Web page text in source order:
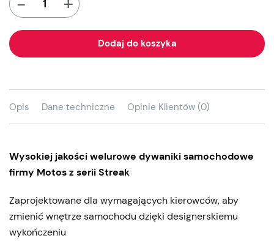
Dodaj do koszyka
Opis Dane techniczne Opinie Klientów (0)
Wysokiej jakości welurowe dywaniki samochodowe
firmy Motos z serii Streak
Zaprojektowane dla wymagających kierowców, aby
zmienić wnętrze samochodu dzięki designerskiemu
wykończeniu